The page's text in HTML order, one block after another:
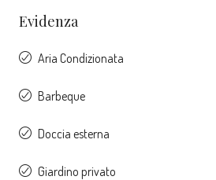
Evidenza
Aria Condizionata
Barbeque
Doccia esterna
Giardino privato